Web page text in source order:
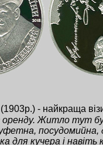
- найкраща
Житло тут
посудомийна,
кучера і